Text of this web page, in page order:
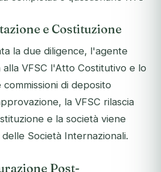
e Costituzione
la due diligence, l'agente
VFSC l'Atto Costitutivo e lo
di deposito
la VFSC rilascia
e la società viene
Società Internazionali.
Post-